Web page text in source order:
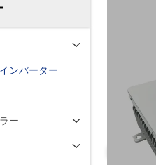
ンバーター
ー